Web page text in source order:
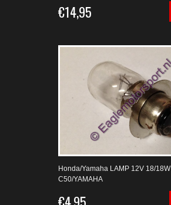
€14,95
Honda/Yamaha LAMP 12V 18/18W
C50/YAMAHA
€4,95